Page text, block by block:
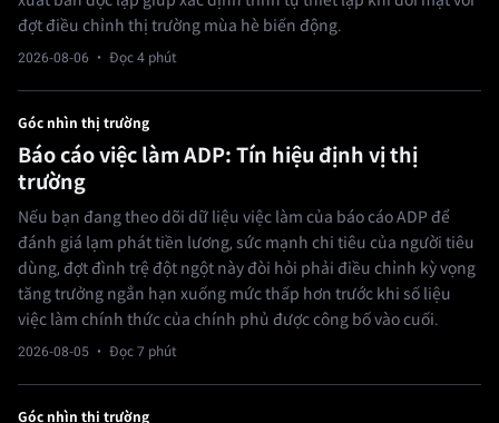
đợt điều chỉnh thị trường mùa hè biến động.
2026-08-06 · Đọc 4 phút
Góc nhìn thị trường
Báo cáo việc làm ADP: Tín hiệu định vị thị
trường
Nếu bạn đang theo dõi dữ liệu việc làm của báo cáo ADP để
đánh giá lạm phát tiền lương, sức mạnh chi tiêu của người tiêu
dùng, đợt đình trệ đột ngột này đòi hỏi phải điều chỉnh kỳ vọng
tăng trưởng ngắn hạn xuống mức thấp hơn trước khi số liệu
việc làm chính thức của chính phủ được công bố vào cuối.
2026-08-05 · Đọc 7 phút
Góc nhìn thị trường